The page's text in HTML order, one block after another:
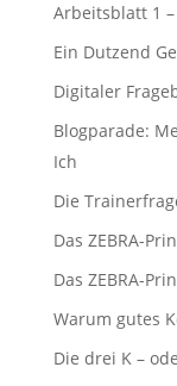
Arbeitsblatt 1
Ein Dutzend
Digitaler
Blogparade:
Ich
Die
Das ZEBRA-
Das ZEBRA-
Warum gutes
Die drei K –